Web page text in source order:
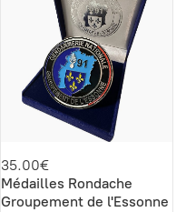
35.00€
Médailles Rondache
Groupement de l'Essonne